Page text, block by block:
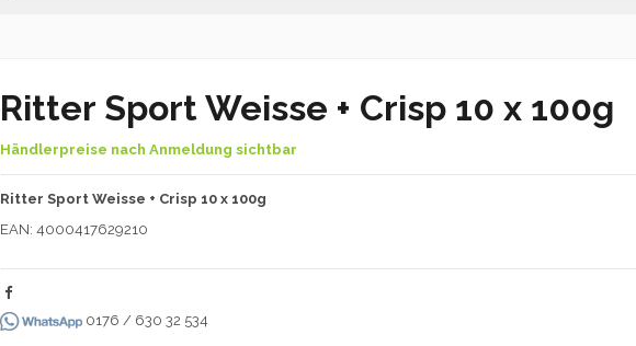
Ritter Sport Weisse + Crisp 10 x 100g
Händlerpreise nach Anmeldung sichtbar
Ritter Sport Weisse + Crisp 10 x 100g
EAN: 4000417629210
0176 / 630 32 534